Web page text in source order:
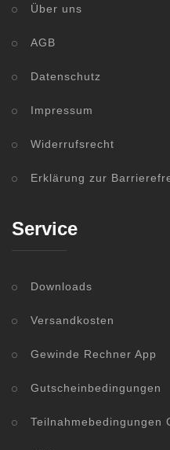
Über uns
AGB
Datenschutz
Impressum
Widerrufsrecht
Erklärung zur
Service
Downloads
Versandkosten
Gewinde Rechner App
Gutscheinbedingungen
Teilnahmebedingungen